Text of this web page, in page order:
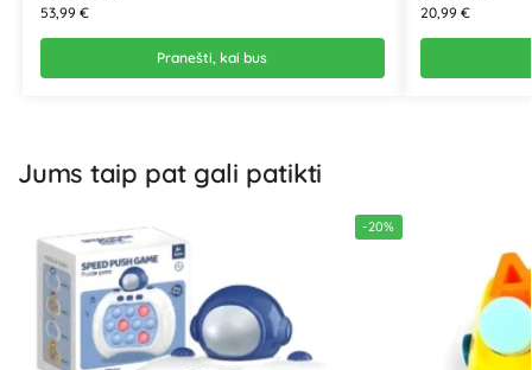
53,99 €
Pranešti, kai bus
20,99 €
Jums taip pat gali patikti
-20%